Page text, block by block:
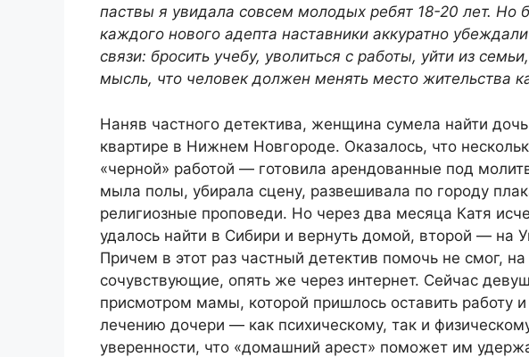
паствы я увидала совсем молодых ребят 18-20 лет. Но
каждого нового адепта наставники аккуратно
связи: бросить учебу, уволиться с работы, уйти из
мысль, что человек должен менять место жительства
Наняв частного детектива, женщина сумела найти
квартире в Нижнем Новгороде. Оказалось, что
«черной» работой — готовила арендованные под
мыла полы, убирала сцену, развешивала по городу
религиозные проповеди. Но через два месяца Катя
удалось найти в Сибири и вернуть домой, второй — на
Причем в этот раз частный детектив помочь не смог,
сочувствующие, опять же через интернет. Сейчас
присмотром мамы, которой пришлось оставить работу
лечению дочери — как психическому, так и
уверенности, что «домашний арест» поможет им